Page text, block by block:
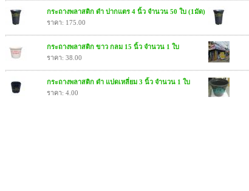
กระถางพลาสติก ดำ ปากแตร 4 นิ้ว จำนวน 50 ใบ (1มัด)
ราคา: 175.00
กระถางพลาสติก ขาว กลม 15 นิ้ว จำนวน 1 ใบ
ราคา: 38.00
กระถางพลาสติก ดำ แปดเหลี่ยม 3 นิ้ว จำนวน 1 ใบ
ราคา: 4.00